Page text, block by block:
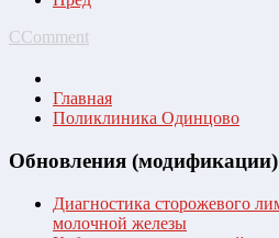
CComment
Главная
Поликлиника Одинцово
Обновления (модификации)
Диагностика сторожевого
молочной железы